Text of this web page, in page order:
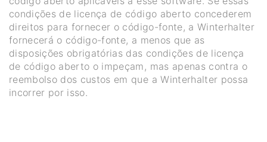
condições de licença de código aberto concederem
direitos para fornecer o código-fonte, a Winterhalter
fornecerá o código-fonte, a menos que as
disposições obrigatórias das condições de licença
de código aberto o impeçam, mas apenas contra o
reembolso dos custos em que a Winterhalter possa
incorrer por isso.